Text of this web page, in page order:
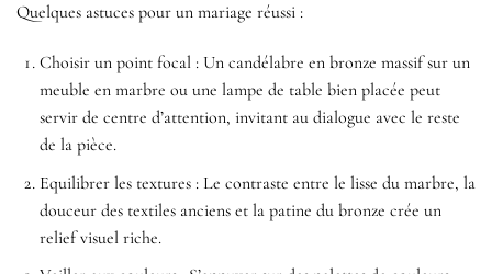
Quelques astuces pour un mariage réussi :
Choisir un point focal : Un candélabre en bronze massif sur un
meuble en marbre ou une lampe de table bien placée peut
servir de centre d’attention, invitant au dialogue avec le reste
de la pièce.
Equilibrer les textures : Le contraste entre le lisse du marbre, la
douceur des textiles anciens et la patine du bronze crée un
relief visuel riche.